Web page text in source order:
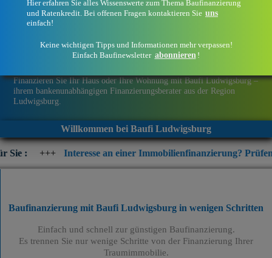
Finanzieren Sie Ihr Haus oder Ihre Wohnung mit Baufi Ludwigsburg –
ihrem bankenunabhängigen Finanzierungsberater aus der Region
Ludwigsburg.
Willkommen bei Baufi Ludwigsburg
Interesse an einer Immobilienfinanzierung? Prüfen Sie jetzt die
Hier erfahren Sie alles Wissenswerte zum Thema Baufinanzierung
und Ratenkredit. Bei offenen Fragen kontaktieren Sie uns
einfach!
Keine wichtigen Tipps und Informationen mehr verpassen!
Einfach Baufinewsletter abonnieren !
Baufinanzierung mit Baufi Ludwigsburg in wenigen Schritten
Einfach und schnell zur günstigen Baufinanzierung.
Es trennen Sie nur wenige Schritte von der Finanzierung Ihrer
Traumimmobilie.